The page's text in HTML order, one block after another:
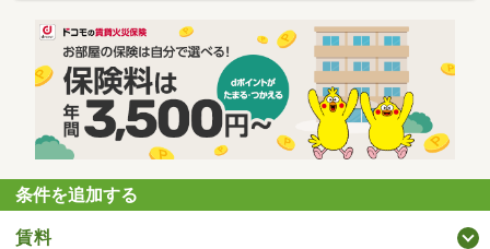
条件を追加する
賃料